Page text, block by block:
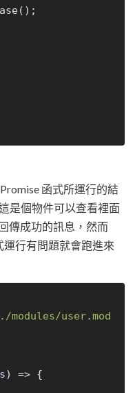
函式所運行的結
是個物件可以查看裡面
傳成功的訊息，然而
行有問題就會跑進來
modules/user.mod
) => {